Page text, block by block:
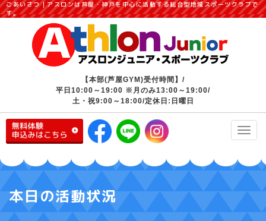
ごあいさつ｜アスロンは芦屋・神戸を中心に活動する総合型地域スポーツクラブで
す。
【本部(芦屋GYM)受付時間】/
平日10:00～19:00 ※月のみ13:00～19:00/
土・祝9:00～18:00/定休日:日曜日
本日の活動状況